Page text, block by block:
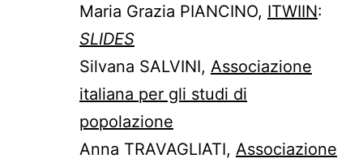
Maria Grazia PIANCINO, ITWIIN:
SLIDES
Silvana SALVINI, Associazione
italiana per gli studi di
popolazione
Anna TRAVAGLIATI, Associazione